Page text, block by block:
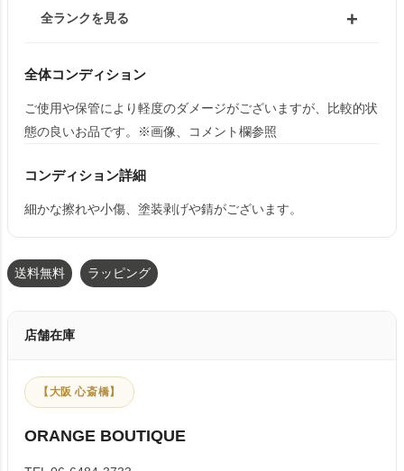
全ランクを見る
全体コンディション
ご使用や保管により軽度のダメージがございますが、比較的状
態の良いお品です。※画像、コメント欄参照
コンディション詳細
細かな擦れや小傷、塗装剥げや錆がございます。
送料無料 ラッピング
店舗在庫
【大阪 心斎橋】
ORANGE BOUTIQUE